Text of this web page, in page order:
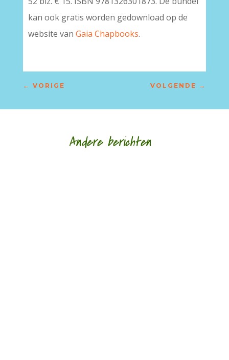
kan ook gratis worden gedownload op de
website van Gaia Chapbooks.
← VORIGE VOLGENDE →
Andere berichten